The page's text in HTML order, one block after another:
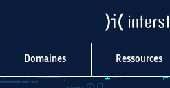
Domaines Ressources